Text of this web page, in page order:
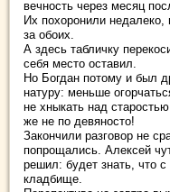
вечность через месяц
Их похоронили
за обоих.
А здесь табличку
себя место оставил.
Но Богдан потому и был
натуру: меньше
не хныкать над
же не по девяносто!
Закончили разговор не
попрощались. Алексей
решил: будет знать, что
кладбище.